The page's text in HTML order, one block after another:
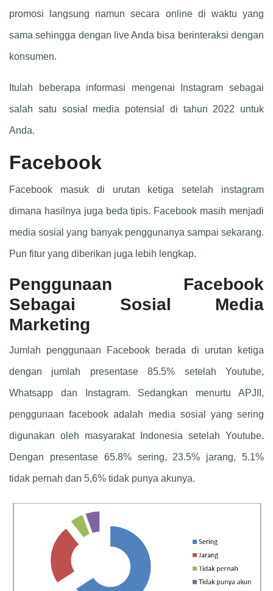
promosi langsung namun secara online di waktu yang
sama sehingga dengan live Anda bisa berinteraksi dengan
konsumen.
Itulah beberapa informasi mengenai Instagram sebagai
salah satu sosial media potensial di tahun 2022 untuk
Anda.
Facebook
Facebook masuk di urutan ketiga setelah instagram
dimana hasilnya juga beda tipis. Facebook masih menjadi
media sosial yang banyak penggunanya sampai sekarang.
Pun fitur yang diberikan juga lebih lengkap.
Penggunaan Facebook
Sebagai Sosial Media
Marketing
Jumlah penggunaan Facebook berada di urutan ketiga
dengan jumlah presentase 85.5% setelah Youtube,
Whatsapp dan Instagram. Sedangkan menurtu APJII,
penggunaan facebook adalah media sosial yang sering
digunakan oleh masyarakat Indonesia setelah Youtube.
Dengan presentase 65.8% sering, 23.5% jarang, 5.1%
tidak pernah dan 5,6% tidak punya akunya.